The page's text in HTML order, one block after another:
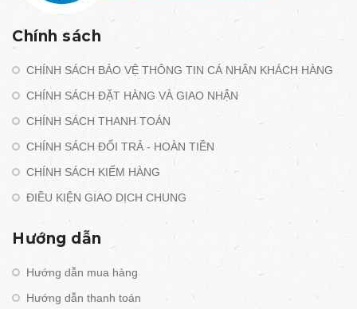
Chính sách
CHÍNH SÁCH BẢO VỆ THÔNG TIN CÁ NHÂN KHÁCH HÀNG
CHÍNH SÁCH ĐẶT HÀNG VÀ GIAO NHẬN
CHÍNH SÁCH THANH TOÁN
CHÍNH SÁCH ĐỔI TRẢ - HOÀN TIỀN
CHÍNH SÁCH KIỂM HÀNG
ĐIỀU KIỆN GIAO DỊCH CHUNG
Hướng dẫn
Hướng dẫn mua hàng
Hướng dẫn thanh toán